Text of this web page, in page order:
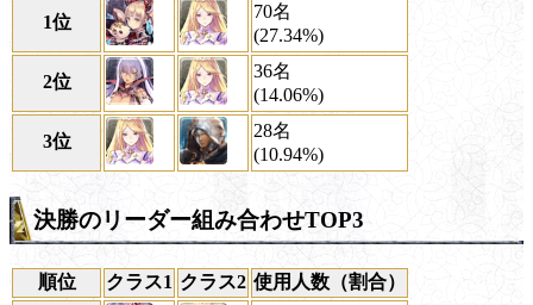
1位
70名
(27.34%)
2位
36名
(14.06%)
3位
28名
(10.94%)
決勝のリーダー組み合わせTOP3
順位 クラス1 クラス2 使用人数（割合）